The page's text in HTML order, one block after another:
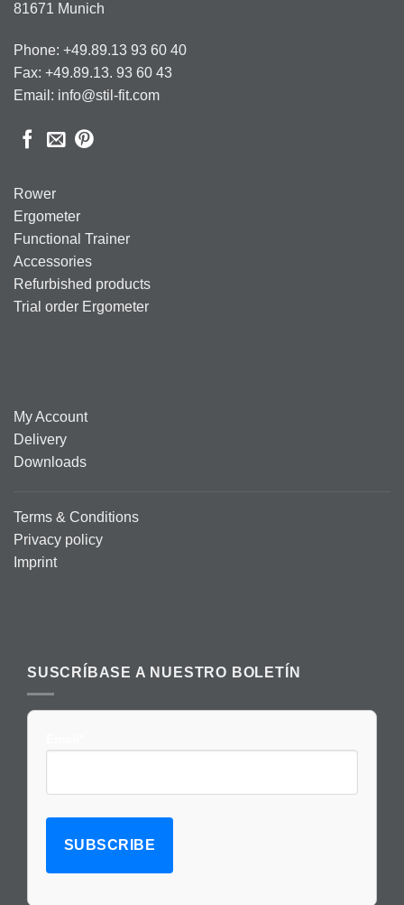
81671 Munich
Phone: +49.89.13 93 60 40
Fax: +49.89.13. 93 60 43
Email: info@stil-fit.com
Rower
Ergometer
Functional Trainer
Accessories
Refurbished products
Trial order Ergometer
My Account
Delivery
Downloads
Terms & Conditions
Privacy policy
Imprint
SUSCRÍBASE A NUESTRO BOLETÍN